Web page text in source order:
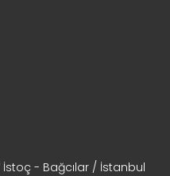
İstoç - Bağcılar / İstanbul